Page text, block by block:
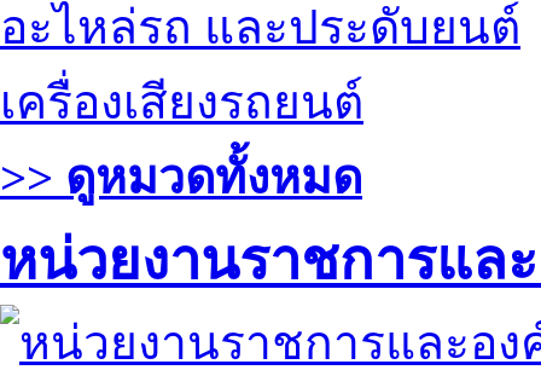
อะไหล่รถ และประดับยนต์
เครื่องเสียงรถยนต์
>> ดูหมวดทั้งหมด
หน่วยงานราชการแล